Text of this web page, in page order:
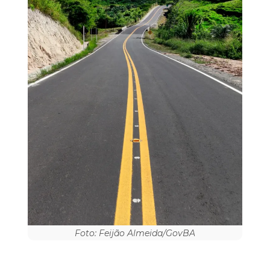
Foto: Feijão Almeida/GovBA